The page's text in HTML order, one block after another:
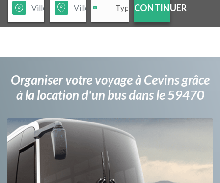
CONTINUER
Organiser votre voyage à Cevins grâce
à la location d'un bus dans le 59470